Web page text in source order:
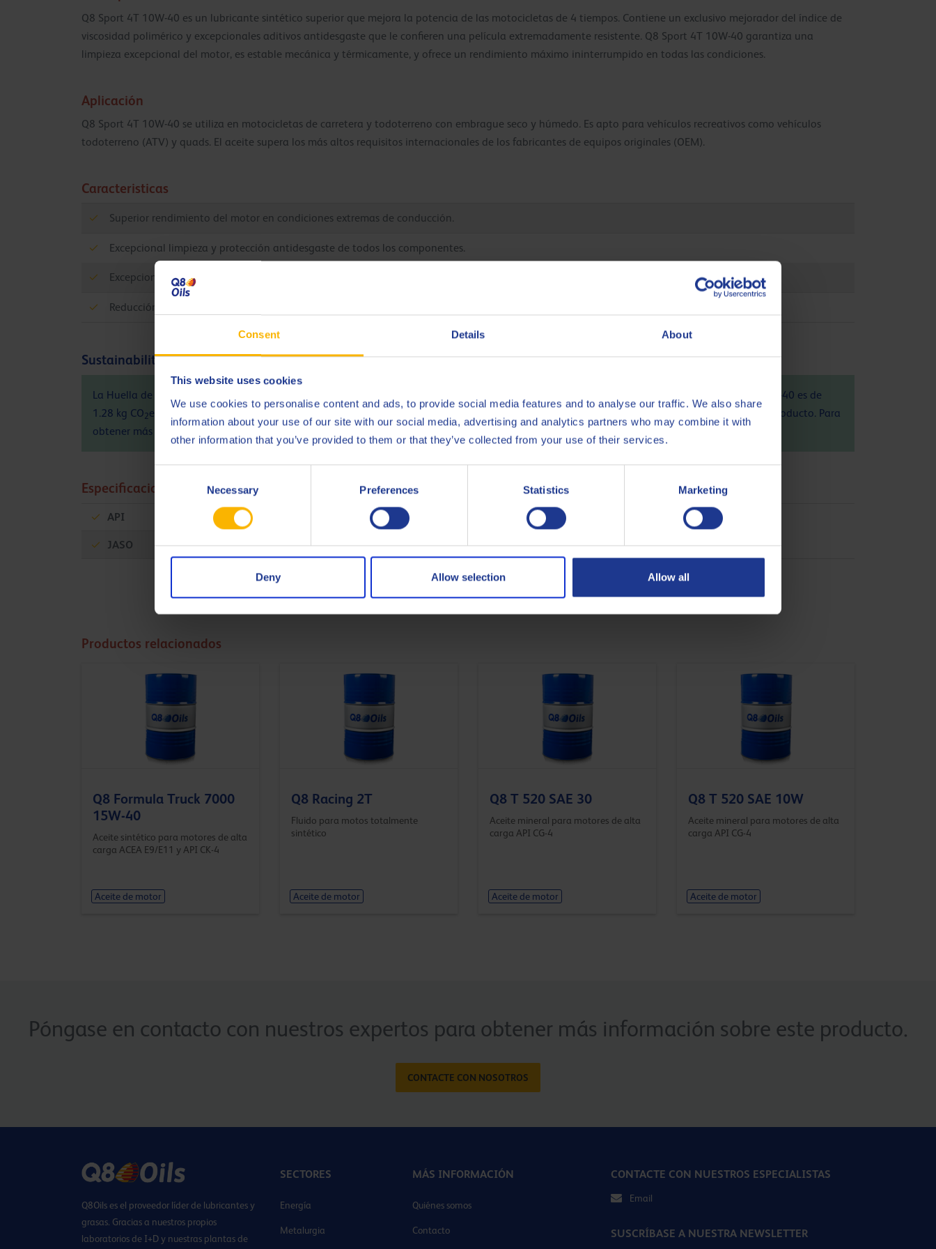
Consent Details About
This website uses cookies
We use cookies to personalise content and ads, to provide social media features and to analyse our traffic. We also share
information about your use of our site with our social media, advertising and analytics partners who may combine it with
other information that you’ve provided to them or that they’ve collected from your use of their services.
Selection
Necessary Preferences Statistics Marketing
Deny Allow selection Allow all
Q8 Sport 4T 10W-40 es un lubricante sintético superior que mejora la potencia de las motocicletas de 4 tiempos. Contiene un exclusivo mejorador del índice de
viscosidad polimérico y excepcionales aditivos antidesgaste que le confieren una película extremadamente resistente. Q8 Sport 4T 10W-40 garantiza una
limpieza excepcional del motor, es estable mecánica y térmicamente, y ofrece un rendimiento máximo ininterrumpido en todas las condiciones.
Aplicación
Q8 Sport 4T 10W-40 se utiliza en motocicletas de carretera y todoterreno con embrague seco y húmedo. Es apto para vehículos recreativos como vehículos
todoterreno (ATV) y quads. El aceite supera los más altos requisitos internacionales de los fabricantes de equipos originales (OEM).
Caracteristicas
Superior rendimiento del motor en condiciones extremas de conducción.
Excepcional limpieza y protección antidesgaste de todos los componentes.
Excepcional control del depósito a altas temperaturas.
Reducción excepcional de la fricción, lo que permite una alta capacidad de carga.
Sustainability info
La Huella de Carbono del producto (PCF), de la cuna a la puerta (instalaciones de última generación de Q8Oils en Bélgica), de Q8 Sport 4T 10W-40 es de
1.28 kg CO 2eq / kg. Por favor, contacte a Q8Oils para obtener más información sobre el impacto ambiental positivo, la huella positiva, de este producto. Para
obtener más información, consulte
Especificaciones y aprobaciones
API SN
JASO MA2
Less specifications
Productos relacionados
Q8 Formula Truck 7000
15W-40
Aceite sintético para motores de alta
carga ACEA E9/E11 y API CK-4
Aceite de motor
Q8 Racing 2T
Fluido para motos totalmente
sintético
Aceite de motor
Q8 T 520 SAE 30
Aceite mineral para motores de alta
carga API CG-4
Aceite de motor
Q8 T 520 SAE 10W
Aceite mineral para motores de alta
carga API CG-4
Aceite de motor
Póngase en contacto con nuestros expertos para obtener más información sobre este producto.
CONTACTE CON NOSOTROS
Q8Oils es el proveedor líder de lubricantes y
grasas. Gracias a nuestros propios
laboratorios de I+D y nuestras plantas de
SECTORES
Energía
Metalurgia
MÁS INFORMACIÓN
Quiénes somos
Contacto
CONTACTE CON NUESTROS ESPECIALISTAS
Email
SUSCRÍBASE A NUESTRA NEWSLETTER